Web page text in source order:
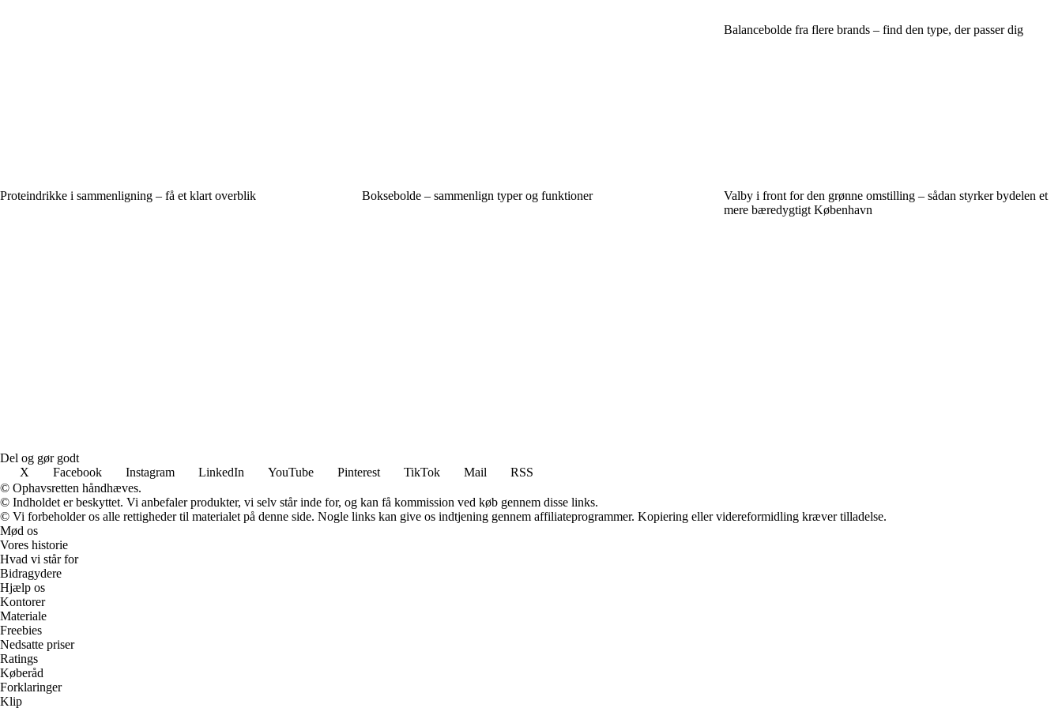
Balancebolde fra flere brands – find den type, der passer dig
Proteindrikke i sammenligning – få et klart overblik Boksebolde – sammenlign typer og funktioner
Valby i front for den grønne omstilling – sådan styrker bydelen et
mere bæredygtigt København
Del og gør godt
X
Facebook Instagram LinkedIn YouTube Pinterest TikTok Mail
RSS
© Ophavsretten håndhæves.
© Indholdet er beskyttet. Vi anbefaler produkter, vi selv står inde for, og kan få kommission ved køb gennem disse links.
© Vi forbeholder os alle rettigheder til materialet på denne side. Nogle links kan give os indtjening gennem affiliateprogrammer. Kopiering eller videreformidling kræver tilladelse.
Mød os
Vores historie
Hvad vi står for
Bidragydere
Hjælp os
Kontorer
Materiale
Freebies
Nedsatte priser
Ratings
Køberåd
Forklaringer
Klip